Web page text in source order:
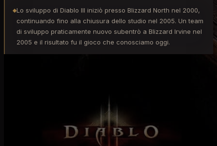
◆Lo sviluppo di Diablo III iniziò presso Blizzard North nel 2000,
continuando fino alla chiusura dello studio nel 2005. Un team
di sviluppo praticamente nuovo subentrò a Blizzard Irvine nel
2005 e il risultato fu il gioco che conosciamo oggi.
Blizzard ha fornito dettagli sul perché il gioco
originale venne eliminato o quali pochi elementi
tenuti nella nuova versione. Anche gli ex